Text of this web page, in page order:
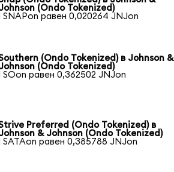
(Ondo Tokenized)
SNAPon равен 0,020264 JNJon
(Ondo Tokenized) в Johnson &
(Ondo Tokenized)
SOon равен 0,362502 JNJon
Preferred (Ondo Tokenized) в
& Johnson (Ondo Tokenized)
SATAon равен 0,385788 JNJon